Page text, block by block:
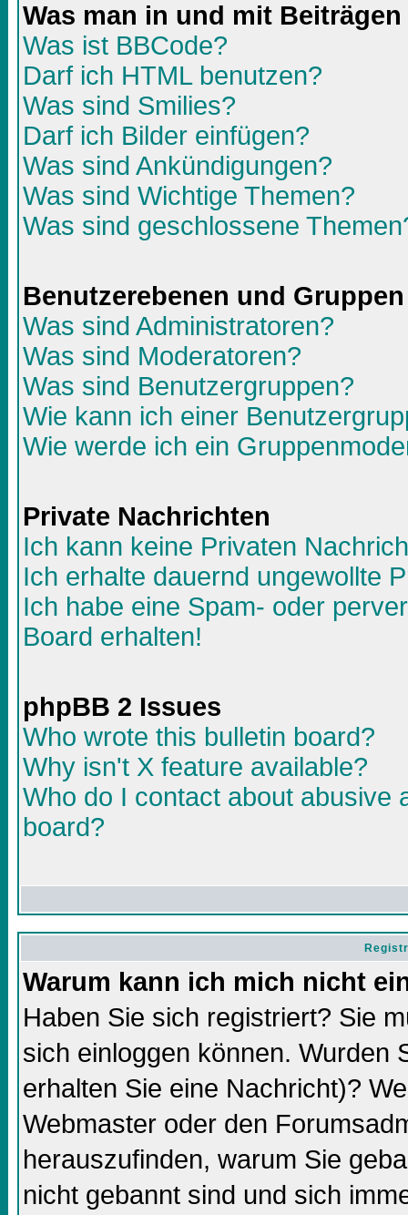
Was man in und mit
Was ist BBCode?
Darf ich HTML benutzen?
Was sind Smilies?
Darf ich Bilder einfügen?
Was sind Ankündigungen?
Was sind Wichtige Themen?
Was sind geschlossene
Benutzerebenen und Gruppen
Was sind Administratoren?
Was sind Moderatoren?
Was sind Benutzergruppen?
Wie kann ich einer
Wie werde ich ein
Private Nachrichten
Ich kann keine Privaten
Ich erhalte dauernd ungewollte
Ich habe eine Spam- oder
Board erhalten!
phpBB 2 Issues
Who wrote this bulletin board?
Why isn't X feature available?
Who do I contact about abusive
board?
Warum kann ich mich nicht
Haben Sie sich registriert? Sie
sich einloggen können. Wurden
erhalten Sie eine Nachricht)?
Webmaster oder den
herauszufinden, warum Sie
nicht gebannt sind und sich